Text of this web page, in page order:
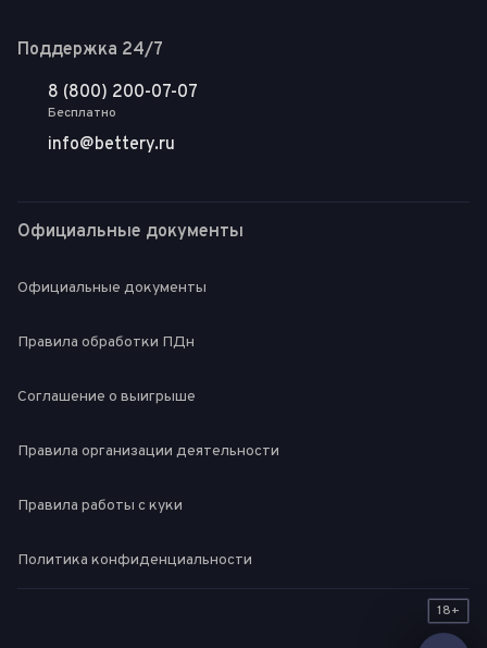
Поддержка 24/7
8 (800) 200-07-07
Бесплатно
info@bettery.ru
Официальные документы
Официальные документы
Правила обработки ПДн
Соглашение о выигрыше
Правила организации деятельности
Правила работы с куки
Политика конфиденциальности
18+